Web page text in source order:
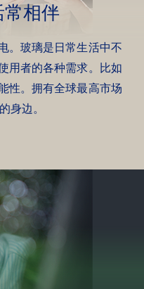
常相伴
。玻璃是日常生活中不
用者的各种需求。比如
性。拥有全球最高市场
身边。